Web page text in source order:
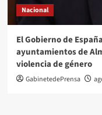
Nacional
El Gobierno de
ayuntamientos de
violencia de género
GabinetedePrensa